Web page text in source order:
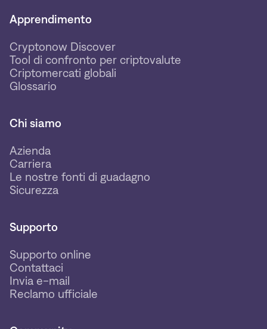
Apprendimento
Cryptonow Discover
Tool di confronto per criptovalute
Criptomercati globali
Glossario
Chi siamo
Azienda
Carriera
Le nostre fonti di guadagno
Sicurezza
Supporto
Supporto online
Contattaci
Invia e-mail
Reclamo ufficiale